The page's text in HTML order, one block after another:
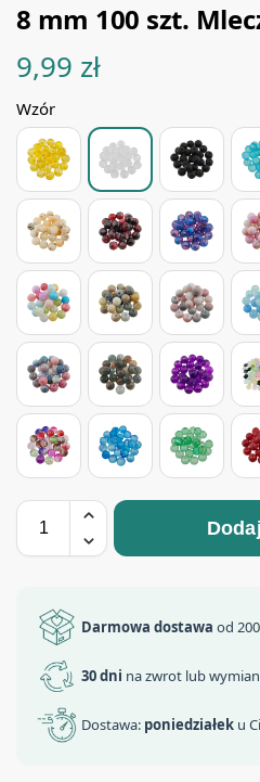
8 mm 100 szt.
9,99 zł
Wzór
Darmowa dostawa od 200
30 dni na zwrot lub
Dostawa: poniedziałek u